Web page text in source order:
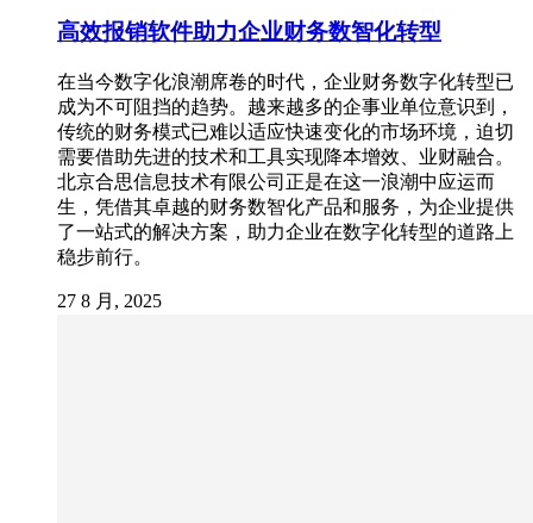
高效报销软件助力企业财务数智化转型
在当今数字化浪潮席卷的时代，企业财务数字化转型已
成为不可阻挡的趋势。越来越多的企事业单位意识到，
传统的财务模式已难以适应快速变化的市场环境，迫切
需要借助先进的技术和工具实现降本增效、业财融合。
北京合思信息技术有限公司正是在这一浪潮中应运而
生，凭借其卓越的财务数智化产品和服务，为企业提供
了一站式的解决方案，助力企业在数字化转型的道路上
稳步前行。
27 8 月, 2025